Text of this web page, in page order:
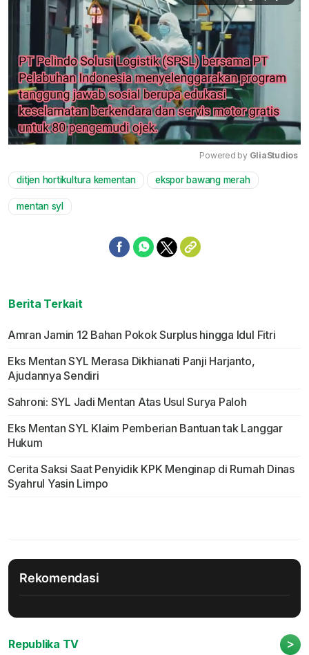
Mute
Powered by GliaStudios
ditjen hortikultura kementan ekspor bawang merah
mentan syl
Berita Terkait
Amran Jamin 12 Bahan Pokok Surplus hingga Idul Fitri
Eks Mentan SYL Merasa Dikhianati Panji Harjanto,
Ajudannya Sendiri
Sahroni: SYL Jadi Mentan Atas Usul Surya Paloh
Eks Mentan SYL Klaim Pemberian Bantuan tak Langgar
Hukum
Cerita Saksi Saat Penyidik KPK Menginap di Rumah Dinas
Syahrul Yasin Limpo
Rekomendasi
Republika TV >